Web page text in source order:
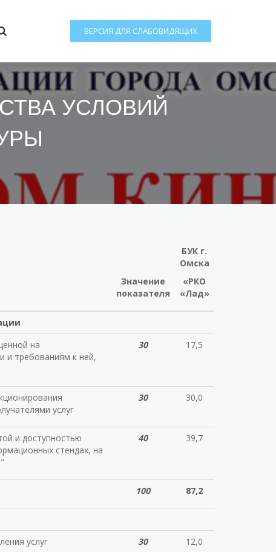
ВЕРСИЯ ДЛЯ СЛАБОВИДЯЩИХ
УСЛОВИЙ
Значение
показателя
БУК г.
Омска
«РКО
«Лад»
на
и требованиям к ней,
30 17,5
услуг
30 30,0
и доступностью
стендах, на
40 39,7
100 87,2
услуг 30 12,0